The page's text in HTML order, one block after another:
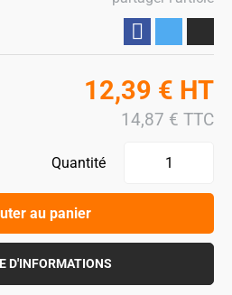
12,39 € HT
14,87 € TTC
Quantité
au panier
D'INFORMATIONS